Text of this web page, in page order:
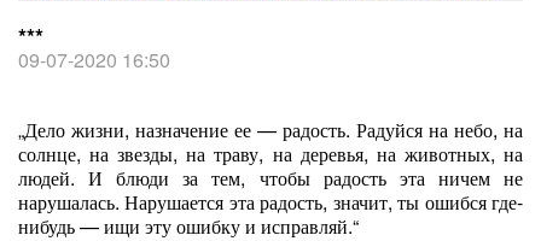
***
09-07-2020 16:50
„Дело жизни, назначение ее — радость. Радуйся на небо, на
солнце, на звезды, на траву, на деревья, на животных, на
людей. И блюди за тем, чтобы радость эта ничем не
нарушалась. Нарушается эта радость, значит, ты ошибся где-
нибудь — ищи эту ошибку и исправляй.“